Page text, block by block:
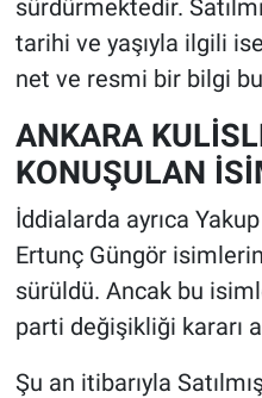
sürdürmektedir.
tarihi ve yaşıyla ilgili
net ve resmi bir bilgi
ANKARA
KONUŞULAN
İddialarda ayrıca
Ertunç Güngör
sürüldü. Ancak bu
parti değişikliği kararı
Şu an itibarıyla